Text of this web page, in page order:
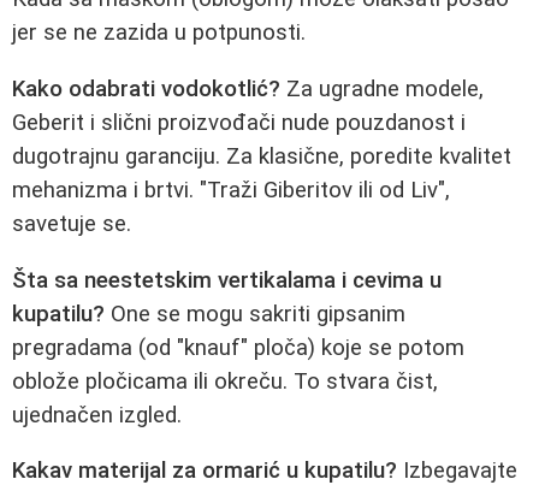
jer se ne zazida u potpunosti.
Kako odabrati vodokotlić? Za ugradne modele,
Geberit i slični proizvođači nude pouzdanost i
dugotrajnu garanciju. Za klasične, poredite kvalitet
mehanizma i brtvi. "Traži Giberitov ili od Liv",
savetuje se.
Šta sa neestetskim vertikalama i cevima u
kupatilu? One se mogu sakriti gipsanim
pregradama (od "knauf" ploča) koje se potom
oblože pločicama ili okreču. To stvara čist,
ujednačen izgled.
Kakav materijal za ormarić u kupatilu? Izbegavajte